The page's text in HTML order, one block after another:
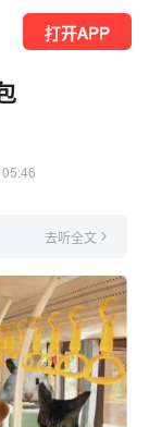
打开APP
05:46
去听全文